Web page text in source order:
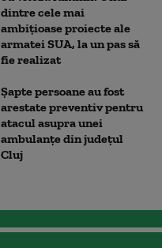
dintre cele mai
ambițioase proiecte ale
armatei SUA, la un pas să
fie realizat
Șapte persoane au fost
arestate preventiv pentru
atacul asupra unei
ambulanțe din județul
Cluj